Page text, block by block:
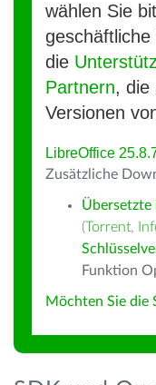
wählen Sie
die
Partnern, die
Versionen
LibreOffice
Zusätzliche
Übersetzte
(Torrent,
Funktion
Möchten Sie die